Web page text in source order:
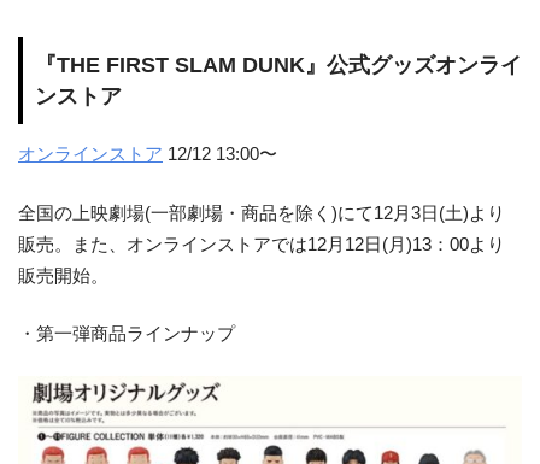
『THE FIRST SLAM DUNK』公式グッズオンライ
ンストア
オンラインストア 12/12 13:00〜
全国の上映劇場(一部劇場・商品を除く)にて12月3日(土)より
販売。また、オンラインストアでは12月12日(月)13：00より
販売開始。
・第一弾商品ラインナップ